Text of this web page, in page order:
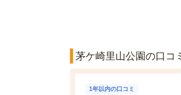
茅ケ崎里山公園の口コ
1年以内の口コミ